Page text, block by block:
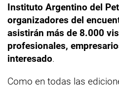
Instituto Argentino del
organizadores del
asistirán más de 8.000
profesionales,
interesado.
Como en todas las